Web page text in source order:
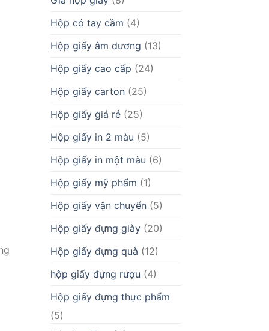
Hộp có tay cầm (4)
Hộp giấy âm dương (13)
Hộp giấy cao cấp (24)
Hộp giấy carton(25)
Hộp giấy giá rẻ(25)
Hộp giấy in 2 màu (5)
Hộp giấy in một màu (6)
Hộp giấy mỹ phẩm (1)
Hộp giấy vận chuyển(5)
Hộp giấy đựng giày(20)
Hộp giấy đựng quà (12)
hộp giấy đựng rượu (4)
Hộp giấy đựng thực phẩm
(5)